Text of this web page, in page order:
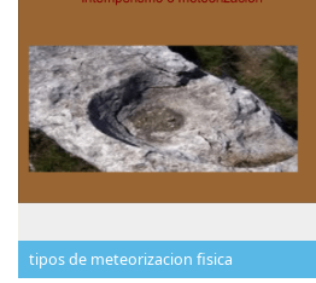
tipos de meteorizacion fisica